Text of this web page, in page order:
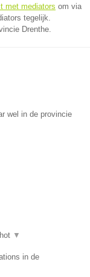
met mediators om via
tegelijk.
Drenthe.
wel in de provincie
▼
in de